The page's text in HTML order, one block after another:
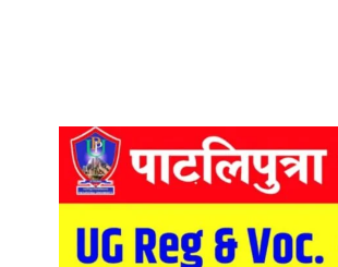
PPU
Part
3
Exam